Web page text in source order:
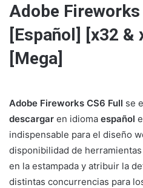
Adobe Fireworks
[Español] [x32 &
[Mega]
Adobe Fireworks CS6 Full se
descargar en idioma español
indispensable para el diseño
disponibilidad de
en la estampada y atribuir la
distintas concurrencias para